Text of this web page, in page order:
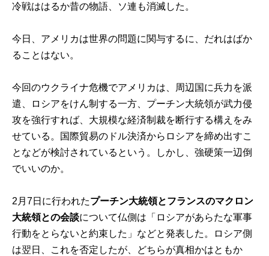
冷戦ははるか昔の物語、ソ連も消滅した。
今日、アメリカは世界の問題に関与するに、だれはばか
ることはない。
今回のウクライナ危機でアメリカは、周辺国に兵力を派
遣、ロシアをけん制する一方、プーチン大統領が武力侵
攻を強行すれば、大規模な経済制裁を断行する構えをみ
せている。国際貿易のドル決済からロシアを締め出すこ
となどが検討されているという。しかし、強硬策一辺倒
でいいのか。
2月7日に行われたプーチン大統領とフランスのマクロン
大統領との会談について仏側は「ロシアがあらたな軍事
行動をとらないと約束した」などと発表した。ロシア側
は翌日、これを否定したが、どちらが真相かはともか